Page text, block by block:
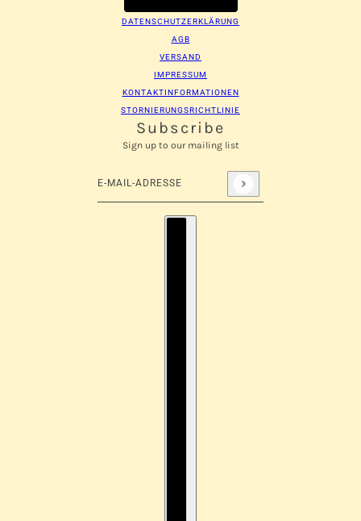
DATENSCHUTZERKLÄRUNG
AGB
VERSAND
IMPRESSUM
KONTAKTINFORMATIONEN
STORNIERUNGSRICHTLINIE
Subscribe
Sign up to our mailing list
E-Mail-Adresse
Diese Website ist durch hCaptcha geschützt und es
Länderauswahl